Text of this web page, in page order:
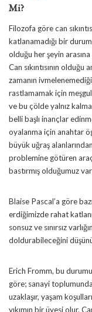
Mi?
Filozofa göre can
katlanamadığı bir
olduğu her şeyin
Can sıkıntısının olduğu
zamanın
rastlamamak için
ve bu çölde yalnız
belli başlı inançlar
oyalanma için anahtar
büyük uğraş
problemine götüren
bastırmış olduğumuz
Blaise Pascal’a göre
erdiğimizde rahat
sonsuz ve sınırsız
doldurabileceğini
Erich Fromm, bu
göre; sanayi
uzaklaşır, yaşam
yıkımın bir üyesi olur.